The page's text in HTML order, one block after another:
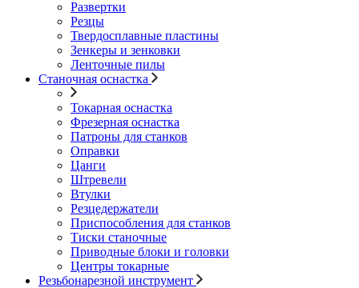
Развертки
Резцы
Твердосплавные пластины
Зенкеры и зенковки
Ленточные пилы
Станочная оснастка
Токарная оснастка
Фрезерная оснастка
Патроны для станков
Оправки
Цанги
Штревели
Втулки
Резцедержатели
Приспособления для станков
Тиски станочные
Приводные блоки и головки
Центры токарные
Резьбонарезной инструмент